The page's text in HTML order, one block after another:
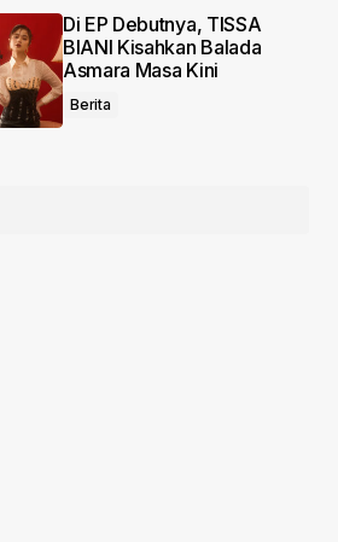
Di EP Debutnya, TISSA
BIANI Kisahkan Balada
Asmara Masa Kini
Berita